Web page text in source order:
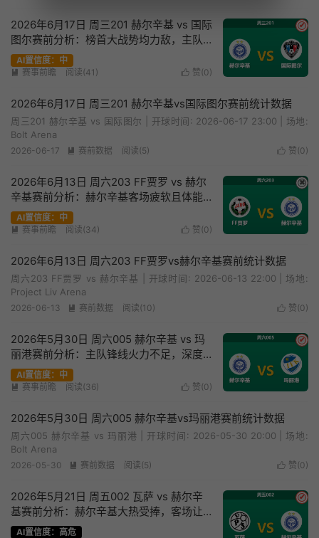
✔
2026年6月17日 周三201 赫尔辛基 vs 国际
图尔赛前分析：榜首大战势均力敌，主队
让步是否托大？
AI置信度：中
 赞(0)
 赛事前瞻 阅读(41)
2026年6月17日 周三201 赫尔辛基vs国际图尔赛前统计数据
周三201 赫尔辛基 vs 国际图尔 | 开球时间: 2026-06-17 23:00 | 场地:
Bolt Arena
 赞(0)
2026-06-17  赛前数据 阅读(5)
✖
2026年6月13日 周六203 FF贾罗 vs 赫尔
辛基赛前分析：赫尔辛基客场疲软且体能
劣势，客胜数据是否被高估？
AI置信度：中
 赞(0)
 赛事前瞻 阅读(34)
2026年6月13日 周六203 FF贾罗vs赫尔辛基赛前统计数据
周六203 FF贾罗 vs 赫尔辛基 | 开球时间: 2026-06-13 22:00 | 场地:
Project Liv Arena
 赞(0)
2026-06-13  赛前数据 阅读(10)
✔
2026年5月30日 周六005 赫尔辛基 vs 玛
丽港赛前分析：主队锋线火力不足，深度
让步是否合理？
AI置信度：中
 赞(0)
 赛事前瞻 阅读(36)
2026年5月30日 周六005 赫尔辛基vs玛丽港赛前统计数据
周六005 赫尔辛基 vs 玛丽港 | 开球时间: 2026-05-30 20:00 | 场地:
Bolt Arena
 赞(0)
2026-05-30  赛前数据 阅读(5)
✔
2026年5月21日 周五002 瓦萨 vs 赫尔辛
基赛前分析：赫尔辛基大热受捧，客场让
步是否暗藏陷阱？
AI置信度：高危